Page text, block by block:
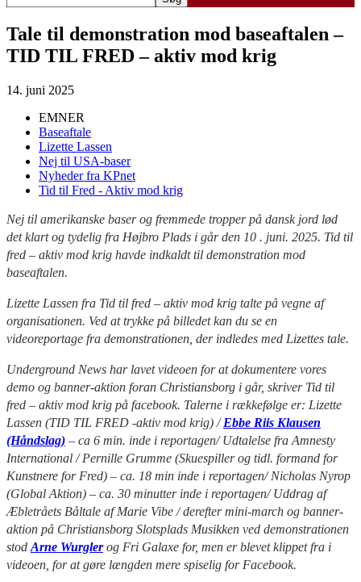
Tale til demonstration mod baseaftalen –
TID TIL FRED – aktiv mod krig
14. juni 2025
EMNER
Baseaftale
Lizette Lassen
Nej til USA-baser
Nyheder fra KPnet
Tid til Fred - Aktiv mod krig
Nej til amerikanske baser og fremmede tropper på dansk jord lød
det klart og tydelig fra Højbro Plads i går den 10 . juni. 2025. Tid til
fred – aktiv mod krig havde indkaldt til demonstration mod
baseaftalen.
Lizette Lassen fra Tid til fred – aktiv mod krig talte på vegne af
organisationen. Ved at trykke på billedet kan du se en
videoreportage fra demonstrationen, der indledes med Lizettes tale.
Underground News har lavet videoen for at dokumentere vores
demo og banner-aktion foran Christiansborg i går, skriver Tid til
fred – aktiv mod krig på facebook. Talerne i rækkefølge er: Lizette
Lassen (TID TIL FRED -aktiv mod krig) /Ebbe Riis Klausen
(Håndslag) – ca 6 min. inde i reportagen/ Udtalelse fra Amnesty
International / Pernille Grumme (Skuespiller og tidl. formand for
Kunstnere for Fred) – ca. 18 min inde i reportagen/ Nicholas Nyrop
(Global Aktion) – ca. 30 minutter inde i reportagen/ Uddrag af
Æbletråets Båltale af Marie Vibe / derefter mini-march og banner-
aktion på Christiansborg Slotsplads Musikken ved demonstrationen
stod Arne Wurglerog Fri Galaxe for, men er blevet klippet fra i
videoen, for at gøre længden mere spiselig for Facebook.